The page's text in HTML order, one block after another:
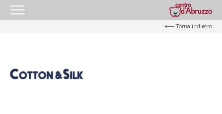
I NOSTRI ORARI
Torna indietro